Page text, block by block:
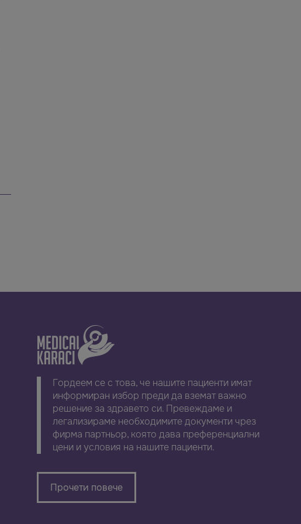
Гордеем се с това, че нашите пациенти имат
информиран избор преди да вземат важно
решение за здравето си. Превеждаме и
легализираме необходимите документи чрез
фирма партньор, която дава преференциални
цени и условия на нашите пациенти.
Прочети повече